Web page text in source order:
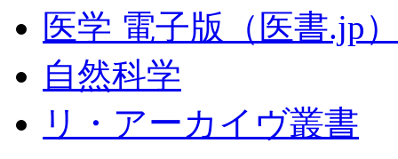
医学 電子版（医書.jp
自然科学
リ・アーカイヴ叢書